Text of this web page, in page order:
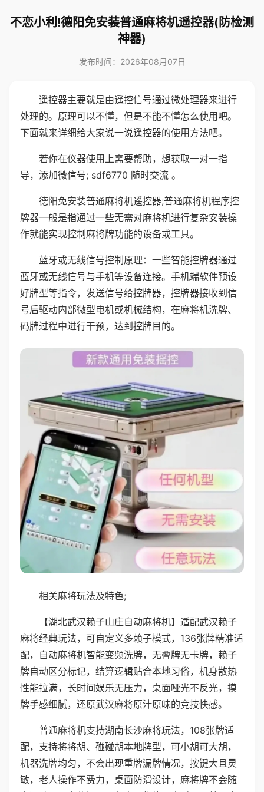
不恋小利!德阳免安装普通麻将机遥控器(防检测
神器)
发布时间：2026年08月07日
遥控器主要就是由遥控信号通过微处理器来进行
处理的。原理可以不懂，但是不能不懂怎么使用吧。
下面就来详细给大家说一说遥控器的使用方法吧。
若你在仪器使用上需要帮助，想获取一对一指
导，添加微信号; sdf6770 随时交流 。
德阳免安装普通麻将机遥控器;普通麻将机程序控
牌器一般是指通过一些无需对麻将机进行复杂安装操
作就能实现控制麻将牌功能的设备或工具。
蓝牙或无线信号控制原理：一些智能控牌器通过
蓝牙或无线信号与手机等设备连接。手机端软件预设
好牌型等指令，发送信号给控牌器，控牌器接收到信
号后驱动内部微型电机或机械结构，在麻将机洗牌、
码牌过程中进行干预，达到控牌目的。
相关麻将玩法及特色;
【湖北武汉赖子山庄自动麻将机】适配武汉赖子
麻将经典玩法，可自定义多赖子模式，136张牌精准适
配，自动麻将机智能变频洗牌，无叠牌无卡牌，赖子
牌自动区分标记，结算逻辑贴合本地习俗，机身散热
性能拉满，长时间娱乐无压力，桌面哑光不反光，摸
牌手感细腻，还原武汉麻将原汁原味的竞技快感。
普通麻将机支持湖南长沙麻将玩法，108张牌适
配，支持将将胡、碰碰胡本地牌型，可小胡可大胡，
机器洗牌均匀，不会出现重牌漏牌情况，按键大且灵
敏，老人操作不费力，桌面防滑设计，麻将牌不会随